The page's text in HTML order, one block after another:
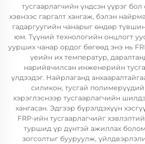
тусгаарлагчийн үндсэн үүрэг бол
хэвнээс гаргалт хангаж, бэлэн
гадаргуугийн чанарыг өндөр
юм. Түүний технологийн онцлогт
уурших чанар ордог бөгөөд энэ нь
үеийн их температур,
нарийвчилсан инженерийн
үлдээдэг. Найрлаганд
силикон, тусгай
хэрэглэснээр тусгаарлагчийн
хангасан. Эдгээр бүрэлдэхүүн
FRP-ийн тусгаарлагчийг
туршид үр дүнтэй ажиллах
зогсолтыг бууруулж,